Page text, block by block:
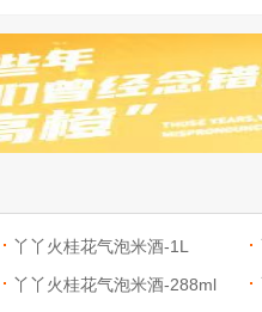
丫丫火桂花气泡米酒-1L
丫丫火桂花气泡米酒-288ml